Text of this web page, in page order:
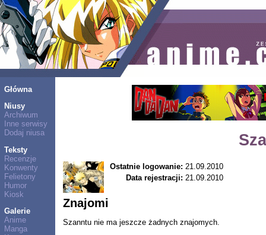
Główna
Niusy
Archiwum
Inne serwisy
Dodaj niusa
Teksty
Recenzje
Konwenty
Felietony
Humor
Kiosk
Galerie
Anime
Manga
Ostatnie logowanie: 21.09.2010
Data rejestracji: 21.09.2010
Znajomi
Szanntu nie ma jeszcze żadnych znajomych.